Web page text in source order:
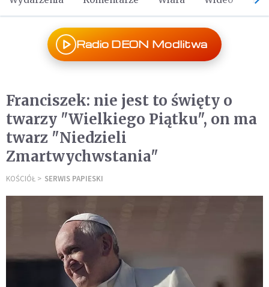
Radio DEON Modlitwa
Franciszek: nie jest to święty o
twarzy "Wielkiego Piątku", on ma
twarz "Niedzieli
Zmartwychwstania"
KOŚCIÓŁ SERWIS PAPIESKI